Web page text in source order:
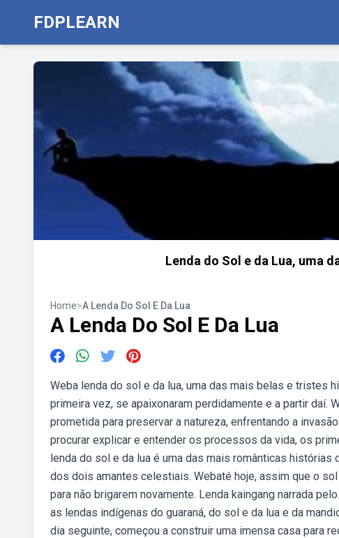
FDPLEARN
Lenda do Sol e da Lua, uma
Home>A Lenda Do Sol E Da Lua
A Lenda Do Sol E Da Lua
Weba lenda do sol e da lua, uma das mais belas e tristes
primeira vez, se apaixonaram perdidamente e a partir daí.
prometida para preservar a natureza, enfrentando a
procurar explicar e entender os processos da vida, os
lenda do sol e da lua é uma das mais românticas
dos dois amantes celestiais. Webaté hoje, assim que o
para não brigarem novamente. Lenda kaingang narrada
as lendas indígenas do guaraná, do sol e da lua e da
dia seguinte, começou a construir uma imensa casa para